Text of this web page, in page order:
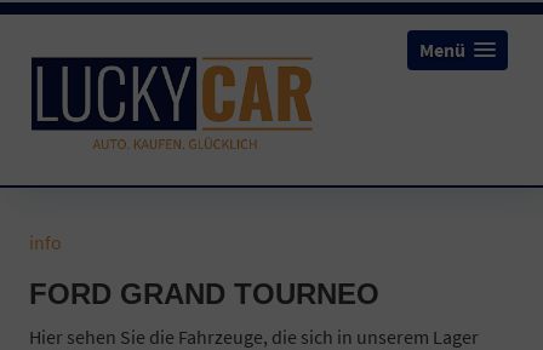
Menü
info
FORD GRAND TOURNEO
Hier sehen Sie die Fahrzeuge, die sich in unserem Lager